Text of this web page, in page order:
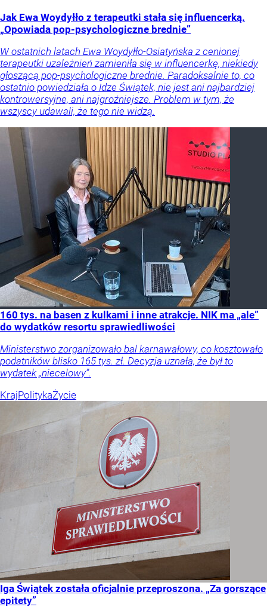
Jak Ewa Woydyłło z terapeutki stała się influencerką.
„Opowiada pop-psychologiczne brednie”
W ostatnich latach Ewa Woydyłło-Osiatyńska z cenionej
terapeutki uzależnień zamieniła się w influencerkę, niekiedy
głoszącą pop-psychologiczne brednie. Paradoksalnie to, co
ostatnio powiedziała o Idze Świątek, nie jest ani najbardziej
kontrowersyjne, ani najgroźniejsze. Problem w tym, że
wszyscy udawali, że tego nie widzą.
160 tys. na basen z kulkami i inne atrakcje. NIK ma „ale”
do wydatków resortu sprawiedliwości
Ministerstwo zorganizowało bal karnawałowy, co kosztowało
podatników blisko 165 tys. zł. Decyzja uznała, że był to
wydatek „niecelowy”.
KrajPolitykaŻycie
Iga Świątek została oficjalnie przeproszona. „Za gorszące
epitety”